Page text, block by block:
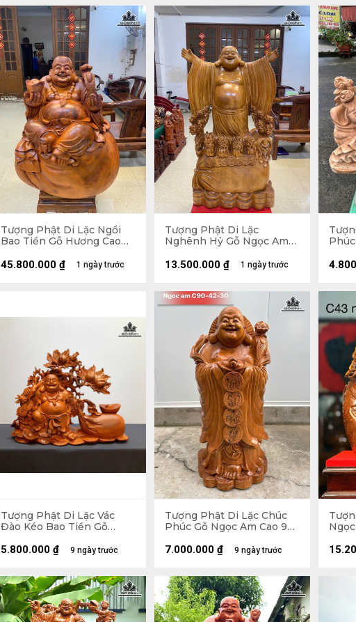
Tượng Phật Di Lặc Ngồi
Bao Tiền Gỗ Hương Cao
155kg
1 ngày trước
45.800.000 ₫
Tượng Phật Di Lặc
Nghênh Hỷ Gỗ Ngọc Am
(cm)
1 ngày trước
13.500.000 ₫
Tượng Phật Di Lặc Vác
Đào Kéo Bao Tiền Gỗ
Sâu 18 (cm)
9 ngày trước
5.800.000 ₫
Tượng Phật Di Lặc Chúc
Phúc Gỗ Ngọc Am Cao 90
9 ngày trước
7.000.000 ₫